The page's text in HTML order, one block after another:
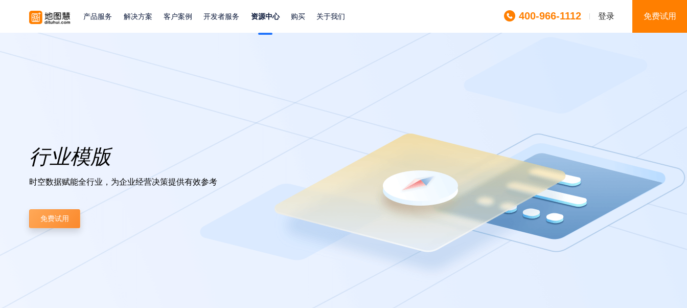
产品服务 解决方案 客户案例 开发者服务 资源中心 购买 关于我们 400-966-1112 登录 免费试用
行业模版
时空数据赋能全行业，为企业经营决策提供有效参考
免费试用